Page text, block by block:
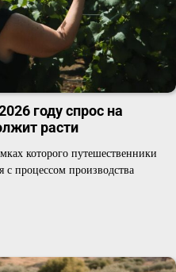
году спрос на
расти
которого путешественники
процессом производства